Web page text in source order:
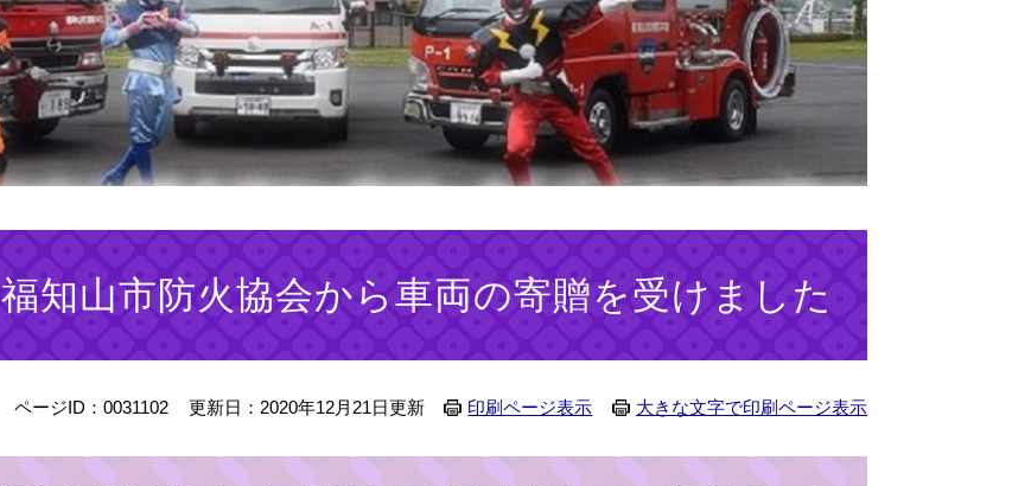
福知山市防火協会から車両の寄贈を受けました
ページID：0031102 更新日：2020年12月21日更新 印刷ページ表示 大きな文字で印刷ページ表示